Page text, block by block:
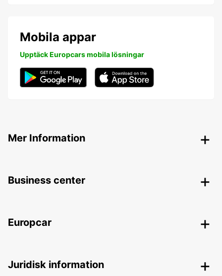
Mobila appar
Upptäck Europcars mobila lösningar
Mer Information
Business center
Europcar
Juridisk information